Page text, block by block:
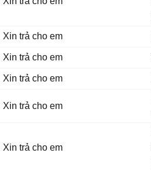
Xin trả cho em
Xin trả cho em
Xin trả cho em
Xin trả cho em
Xin trả cho em